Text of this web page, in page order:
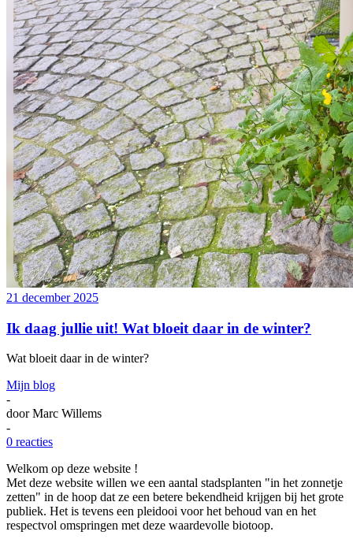
21 december 2025
Ik daag jullie uit! Wat bloeit daar in de winter?
Wat bloeit daar in de winter?
Mijn blog
-
doorMarc Willems
-
0 reacties
Welkom op deze website !
Met deze website willen we een aantal stadsplanten "in het zonnetje
zetten" in de hoop dat ze een betere bekendheid krijgen bij het grote
publiek. Het is tevens een pleidooi voor het behoud van en het
respectvol omspringen met deze waardevolle biotoop.